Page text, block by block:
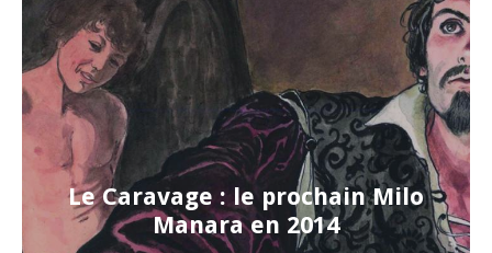
Le Caravage : le prochain Milo
Manara en 2014